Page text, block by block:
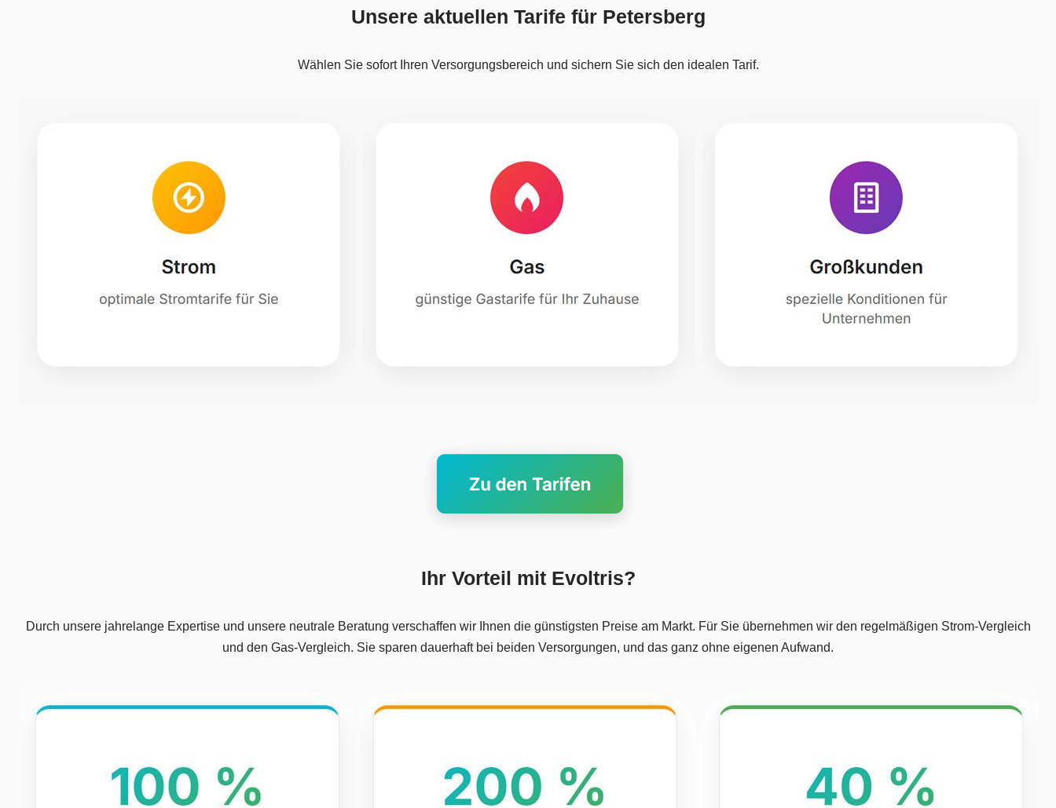
Unsere aktuellen Tarife für Petersberg
Wählen Sie sofort Ihren Versorgungsbereich und sichern Sie sich den idealen Tarif.
Ihr Vorteil mit Evoltris?
Durch unsere jahrelange Expertise und unsere neutrale Beratung verschaffen wir Ihnen die günstigsten Preise am Markt. Für Sie übernehmen wir den regelmäßigen Strom-Vergleich
und den Gas-Vergleich. Sie sparen dauerhaft bei beiden Versorgungen, und das ganz ohne eigenen Aufwand.